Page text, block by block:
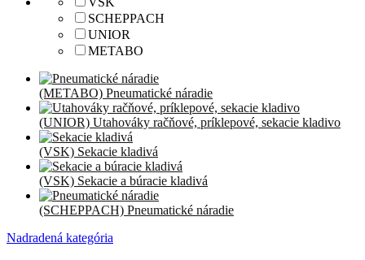
SCHEPPACH
UNIOR
METABO
(METABO) Pneumatické náradie
(UNIOR) Utahováky račňové, príklepové, sekacie kladivo
(VSK) Sekacie kladivá
(VSK) Sekacie a búracie kladivá
(SCHEPPACH) Pneumatické náradie
Nadradená kategória